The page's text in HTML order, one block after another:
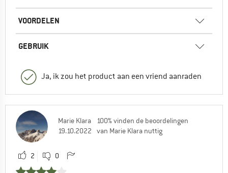
VOORDELEN
GEBRUIK
Ja, ik zou het product aan een vriend aanraden
Marie Klara
19.10.2022
100% vinden de beoordelingen
van Marie Klara nuttig
2 0